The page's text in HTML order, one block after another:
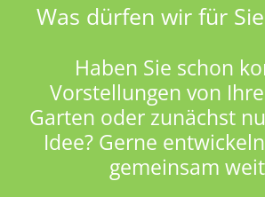
Was dürfen wir für
Haben Sie schon
Vorstellungen von
Garten oder zunächst
Idee? Gerne
gemeinsam